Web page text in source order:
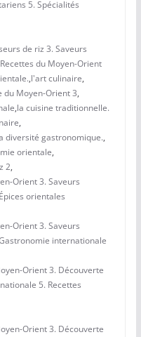
5. Spécialités
de riz 3. Saveurs
du Moyen-Orient
,l'art culinaire,
du Moyen-Orient 3,
,la cuisine traditionnelle.
,
diversité gastronomique.,
orientale,
2,
Orient 3. Saveurs
orientales
Orient 3. Saveurs
internationale
Orient 3. Découverte
5. Recettes
Orient 3. Découverte